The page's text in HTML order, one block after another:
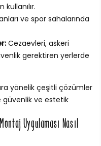
ve spor sahalarında
Cezaevleri, askeri
gerektiren yerlerde
yönelik çeşitli çözümler
güvenlik ve estetik
Uygulaması Nasıl